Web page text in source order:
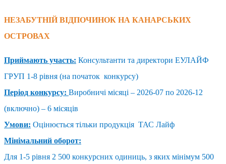
НЕЗАБУТНІЙ ВІДПОЧИНОК НА КАНАРСЬКИХ
ОСТРОВАХ
Приймають участь: Консультанти та директори ЕУЛАЙФ
ГРУП 1-8 рівня (на початок конкурсу)
Період конкурсу: Виробничі місяці – 2026-07 по 2026-12
(включно) – 6 місяців
Умови: Оцінюється тільки продукція ТАС Лайф
Мінімальний оборот:
Для 1-5 рівня 2 500 конкурсних одиниць, з яких мінімум 500